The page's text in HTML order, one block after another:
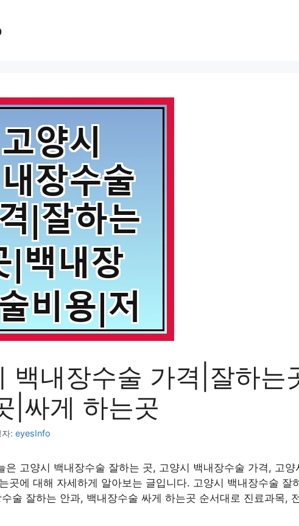
백내장수술 가격|잘하
|싸게 하는곳
자: eyesInfo
은 고양시 백내장수술 잘하는 곳, 고양시 백내장수술 가격, 고
곳에 대해 자세하게 알아보는 글입니다. 고양시 백내장수술
술 잘하는 안과, 백내장수술 싸게 하는곳 순서대로 진료과목,